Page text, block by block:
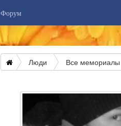
Форум
Люди Все мемориалы